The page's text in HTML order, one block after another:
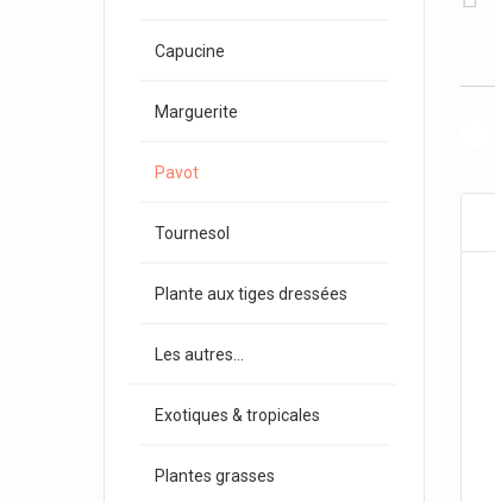
Capucine
Marguerite
Pavot
Tournesol
Plante aux tiges dressées
Les autres...
Exotiques & tropicales
Plantes grasses